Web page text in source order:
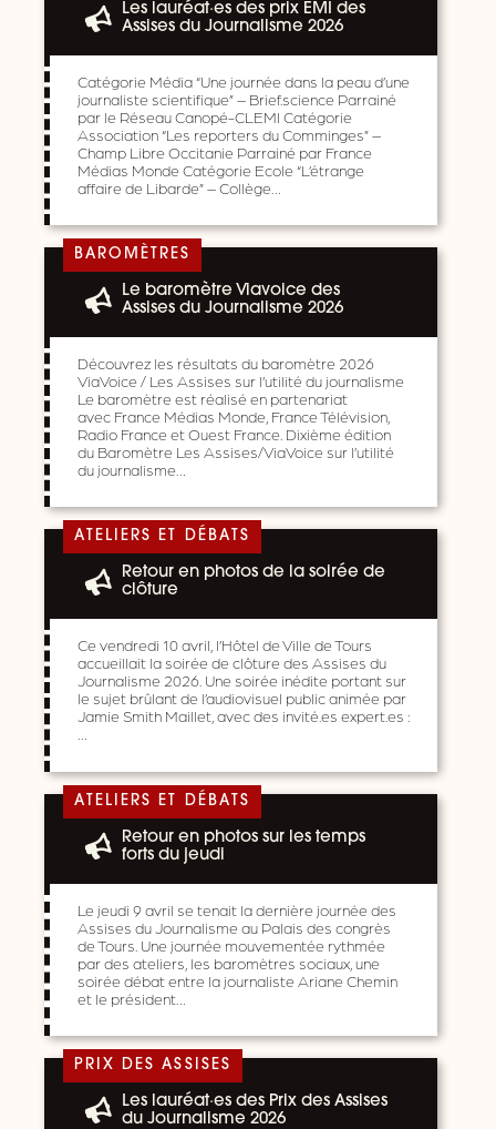
Les lauréat·es des prix EMI des
Assises du Journalisme 2026
Catégorie Média “Une journée dans la peau d’une
journaliste scientifique” – Brief.science Parrainé
par le Réseau Canopé-CLEMI Catégorie
Association “Les reporters du Comminges” –
Champ Libre Occitanie Parrainé par France
Médias Monde Catégorie Ecole “L’étrange
affaire de Libarde” – Collège…
BAROMÈTRES
Le baromètre Viavoice des
Assises du Journalisme 2026
Découvrez les résultats du baromètre 2026
ViaVoice / Les Assises sur l’utilité du journalisme
Le baromètre est réalisé en partenariat
avec France Médias Monde, France Télévision,
Radio France et Ouest France. Dixième édition
du Baromètre Les Assises/ViaVoice sur l’utilité
du journalisme…
ATELIERS ET DÉBATS
Retour en photos de la soirée de
clôture
Ce vendredi 10 avril, l’Hôtel de Ville de Tours
accueillait la soirée de clôture des Assises du
Journalisme 2026. Une soirée inédite portant sur
le sujet brûlant de l’audiovisuel public animée par
Jamie Smith Maillet, avec des invité.es expert.es :
ATELIERS ET DÉBATS
Retour en photos sur les temps
forts du jeudi
Le jeudi 9 avril se tenait la dernière journée des
Assises du Journalisme au Palais des congrès
de Tours. Une journée mouvementée rythmée
par des ateliers, les baromètres sociaux, une
soirée débat entre la journaliste Ariane Chemin
et le président…
PRIX DES ASSISES
Les lauréat·es des Prix des Assises
du Journalisme 2026